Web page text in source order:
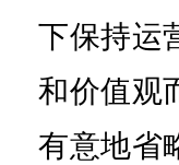
下保持运
和价值观
有意地省